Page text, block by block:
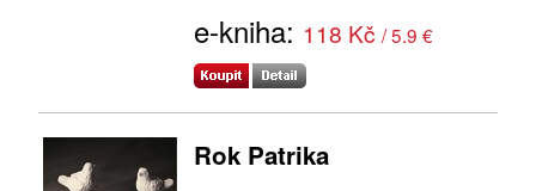
e-kniha: 118 Kč / 5.9 €
Rok Patrika